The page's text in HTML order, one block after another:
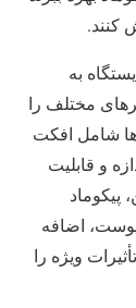
کنند.
به
مختلف را
شامل افکت
و قابلیت
پیکوماد
اضافه
ویژه را